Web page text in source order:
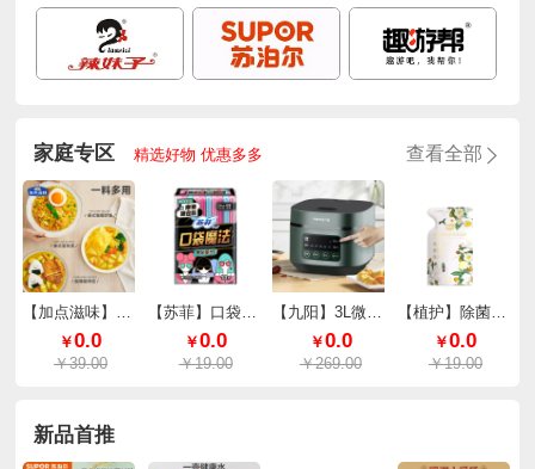
家庭专区 精选好物 优惠多多 查看全部
【加点滋味】泰式厚椰咖喱65g*2袋
￥0.0
￥39.00
【苏菲】口袋魔法零味感超薄棉柔日用240mm*10片/包
￥0.0
￥19.00
【九阳】3L微压快煮电饭煲F30FZ-F636
￥0.0
￥269.00
【植护】除菌除螨香氛洗衣液（樱花香型）
￥0.0
￥19.00
新品首推